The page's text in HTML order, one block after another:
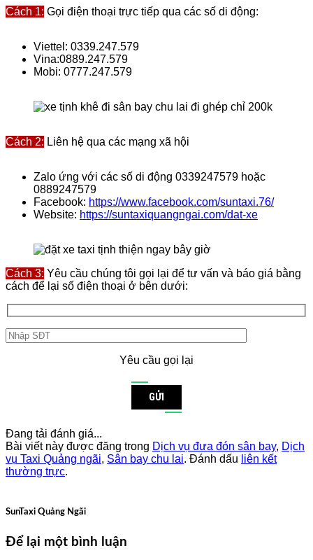
Cách 1: Gọi điện thoại trực tiếp qua các số di động:
Viettel: 0339.247.579
Vina:0889.247.579
Mobi: 0777.247.579
Cách 2: Liên hệ qua các mạng xã hội
Zalo ứng với các số di động 0339247579 hoặc
0889247579
Facebook: https://www.facebook.com/suntaxi.76/
Website: https://suntaxiquangngai.com/dat-xe
Cách 3: Yêu cầu chúng tôi gọi lại để tư vấn và báo giá bằng
cách để lại số điện thoại ở bên dưới:
Yêu cầu gọi lại
GỬI
Đang tải đánh giá...
Bài viết này được đăng trong Dịch vụ đưa đón sân bay, Dịch
vụ Taxi Quảng ngãi, Sân bay chu lai. Đánh dấu liên kết
thường trực.
SunTaxi Quảng Ngãi
Để lại một bình luận